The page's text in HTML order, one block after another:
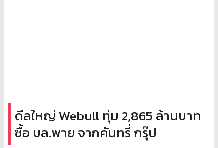
ดีลใหญ่ Webull ทุ่ม 2,865 ล้านบาท
ซื้อ บล.พาย จากคันทรี่ กรุ๊ป